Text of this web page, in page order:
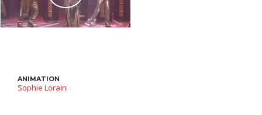
ANIMATION
Sophie Lorain